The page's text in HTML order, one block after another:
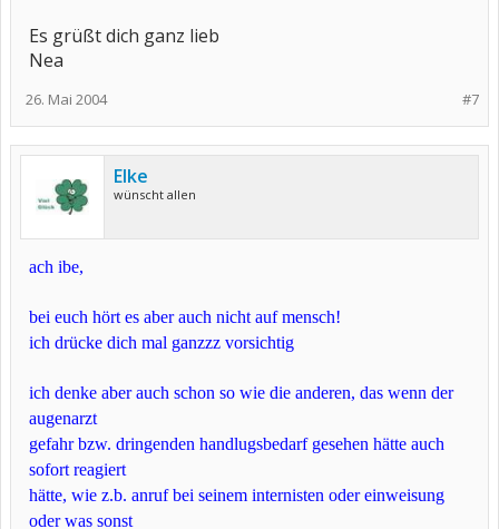
Es grüßt dich ganz lieb
Nea
#7
26. Mai 2004
Elke
wünscht allen
ach ibe,
bei euch hört es aber auch nicht auf mensch!
ich drücke dich mal ganzzz vorsichtig
ich denke aber auch schon so wie die anderen, das wenn der
augenarzt
gefahr bzw. dringenden handlugsbedarf gesehen hätte auch
sofort reagiert
hätte, wie z.b. anruf bei seinem internisten oder einweisung
oder was sonst